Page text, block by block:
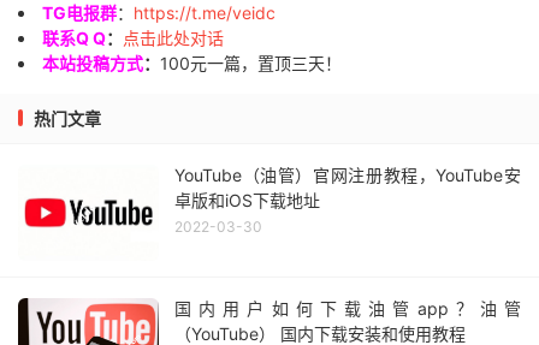
TG电报群： https://t.me/veidc
联系Q Q：
点击此处对话
本站投稿方式： 100元一篇，置顶三天！
热门文章
YouTube（油管）官网注册教程，YouTube安
卓版和iOS下载地址
2022-03-30
国内用户如何下载油管app？油管
（YouTube） 国内下载安装和使用教程